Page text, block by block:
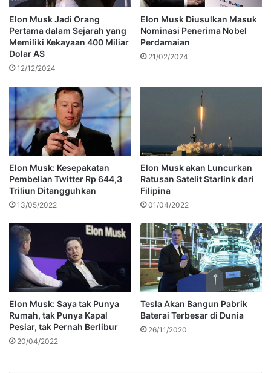
Elon Musk Jadi Orang
Pertama dalam Sejarah yang
Memiliki Kekayaan 400 Miliar
Dolar AS
12/12/2024
Elon Musk Diusulkan Masuk
Nominasi Penerima Nobel
Perdamaian
21/02/2024
Elon Musk: Kesepakatan
Pembelian Twitter Rp 644,3
Triliun Ditangguhkan
13/05/2022
Elon Musk akan Luncurkan
Ratusan Satelit Starlink dari
Filipina
01/04/2022
Elon Musk: Saya tak Punya
Rumah, tak Punya Kapal
Pesiar, tak Pernah Berlibur
20/04/2022
Tesla Akan Bangun Pabrik
Baterai Terbesar di Dunia
26/11/2020